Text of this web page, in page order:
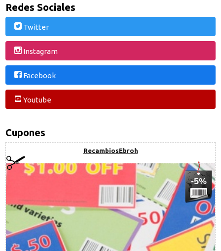
Redes Sociales
Twitter
Instagram
Facebook
Youtube
Cupones
RecambiosEbroh
-5%